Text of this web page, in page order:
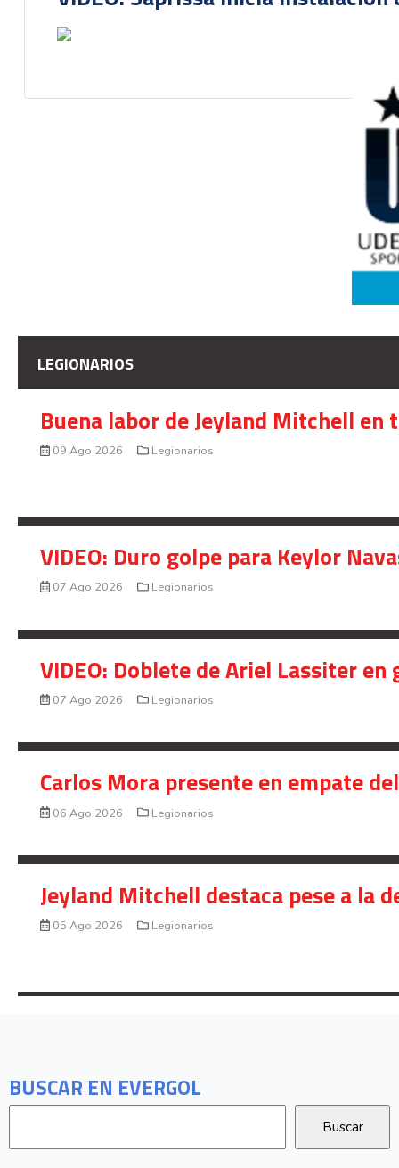
BUSCAR EN EVERGOL
LEGIONARIOS
Buena labor de Jeyland Mitchell
09 Ago 2026 Legionarios
VIDEO: Duro golpe para Keylor
07 Ago 2026 Legionarios
VIDEO: Doblete de Ariel Lassiter
07 Ago 2026 Legionarios
Carlos Mora presente en empate
06 Ago 2026 Legionarios
Jeyland Mitchell destaca pese a la
05 Ago 2026 Legionarios